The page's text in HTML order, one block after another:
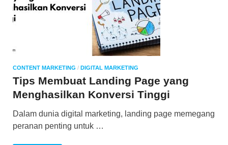
CONTENT MARKETING / DIGITAL MARKETING
Tips Membuat Landing Page yang
Menghasilkan Konversi Tinggi
Dalam dunia digital marketing, landing page memegang
peranan penting untuk …